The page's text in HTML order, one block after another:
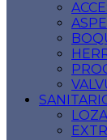
LOZA